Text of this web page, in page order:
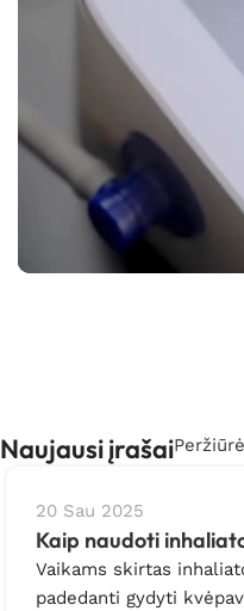
garantija, kad
Naujausi įrašai
20 Sau 2025
Kaip naudoti
Vaikams skirtas
padedanti gydyti